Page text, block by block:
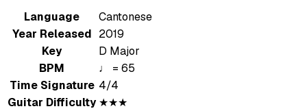
Language
Cantonese
Year Released 2019
Key
D Major
BPM
♩ = 65
Time Signature 4/4
Guitar Difficulty ★★★